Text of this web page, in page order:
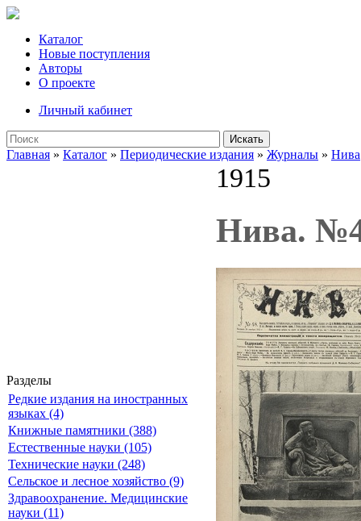
Каталог
Новые поступления
Авторы
О проекте
Личный кабинет
Искать
Главная » Каталог » Периодические издания » Журналы » Нива
Разделы
Редкие издания на иностранных
языках (4)
Книжные памятники (388)
Естественные науки (105)
Технические науки (248)
Сельское и лесное хозяйство (9)
Здравоохранение. Медицинские
науки (11)
1915
Нива.